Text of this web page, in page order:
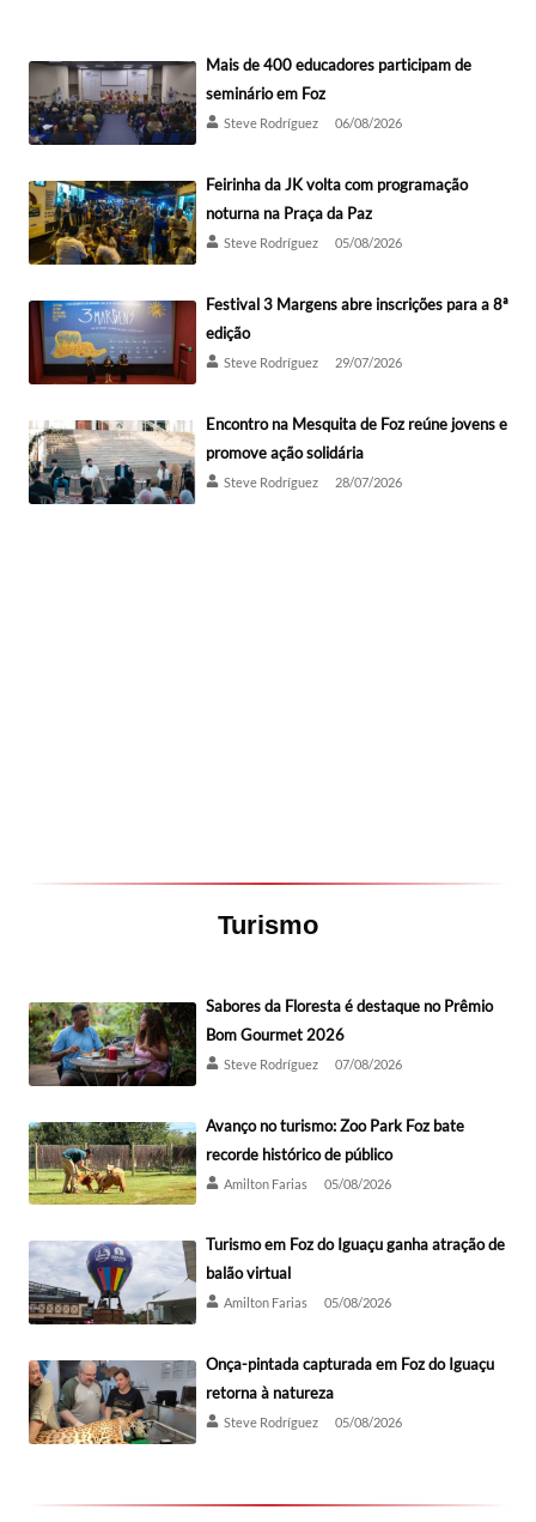
Mais de 400 educadores participam de
seminário em Foz
Steve Rodríguez 06/08/2026
Feirinha da JK volta com programação
noturna na Praça da Paz
Steve Rodríguez 05/08/2026
Festival 3 Margens abre inscrições para a 8ª
edição
Steve Rodríguez 29/07/2026
Encontro na Mesquita de Foz reúne jovens e
promove ação solidária
Steve Rodríguez 28/07/2026
Turismo
Sabores da Floresta é destaque no Prêmio
Bom Gourmet 2026
Steve Rodríguez 07/08/2026
Avanço no turismo: Zoo Park Foz bate
recorde histórico de público
Amilton Farias 05/08/2026
Turismo em Foz do Iguaçu ganha atração de
balão virtual
Amilton Farias 05/08/2026
Onça-pintada capturada em Foz do Iguaçu
retorna à natureza
Steve Rodríguez 05/08/2026